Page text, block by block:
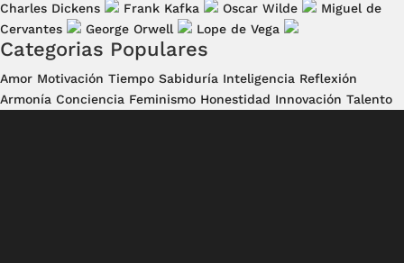
Charles Dickens
Frank Kafka Oscar Wilde
Miguel de
Cervantes
George Orwell Lope de Vega
Categorias Populares
Amor Motivación Tiempo Sabiduría Inteligencia Reflexión
Armonía Conciencia Feminismo Honestidad Innovación Talento